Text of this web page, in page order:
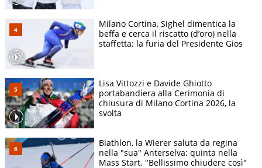
Milano Cortina, Sighel dimentica la
beffa e cerca il riscatto (d’oro) nella
staffetta: la furia del Presidente Gios
Lisa Vittozzi e Davide Ghiotto
portabandiera alla Cerimonia di
chiusura di Milano Cortina 2026, la
svolta
Biathlon, la Wierer saluta da regina
nella "sua" Anterselva: quinta nella
Mass Start. "Bellissimo chiudere così"